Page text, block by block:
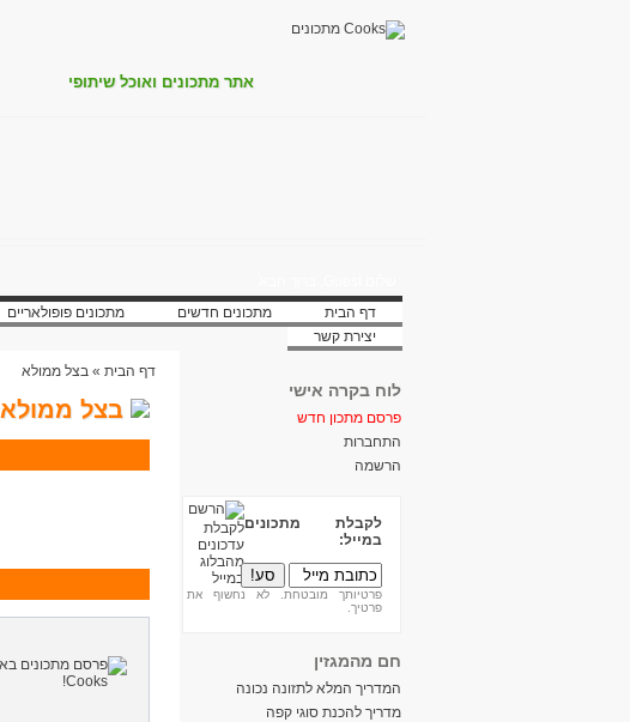
אתר מתכונים ואוכל שיתופי
דף הבית
מתכונים חדשים מתכונים פופולאריים
יצירת קשר
לוח בקרה אישי
פרסם מתכון חדש
התחברות
הרשמה
לקבלת מתכונים
במייל:
פרטיותך מובטחת. לא נחשוף את
פרטיך.
חם מהמגזין
המדריך המלא לתזונה נכונה
מדריך להכנת סוגי קפה
דף הבית » בצל ממולא
בצל ממולא